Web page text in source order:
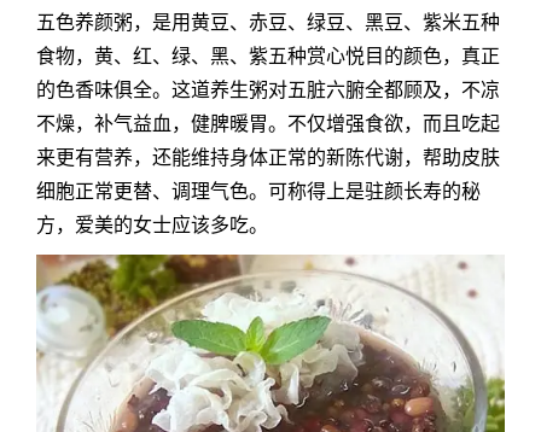
五色养颜粥，是用黄豆、赤豆、绿豆、黑豆、紫米五种
食物，黄、红、绿、黑、紫五种赏心悦目的颜色，真正
的色香味俱全。这道养生粥对五脏六腑全都顾及，不凉
不燥，补气益血，健脾暖胃。不仅增强食欲，而且吃起
来更有营养，还能维持身体正常的新陈代谢，帮助皮肤
细胞正常更替、调理气色。可称得上是驻颜长寿的秘
方，爱美的女士应该多吃。